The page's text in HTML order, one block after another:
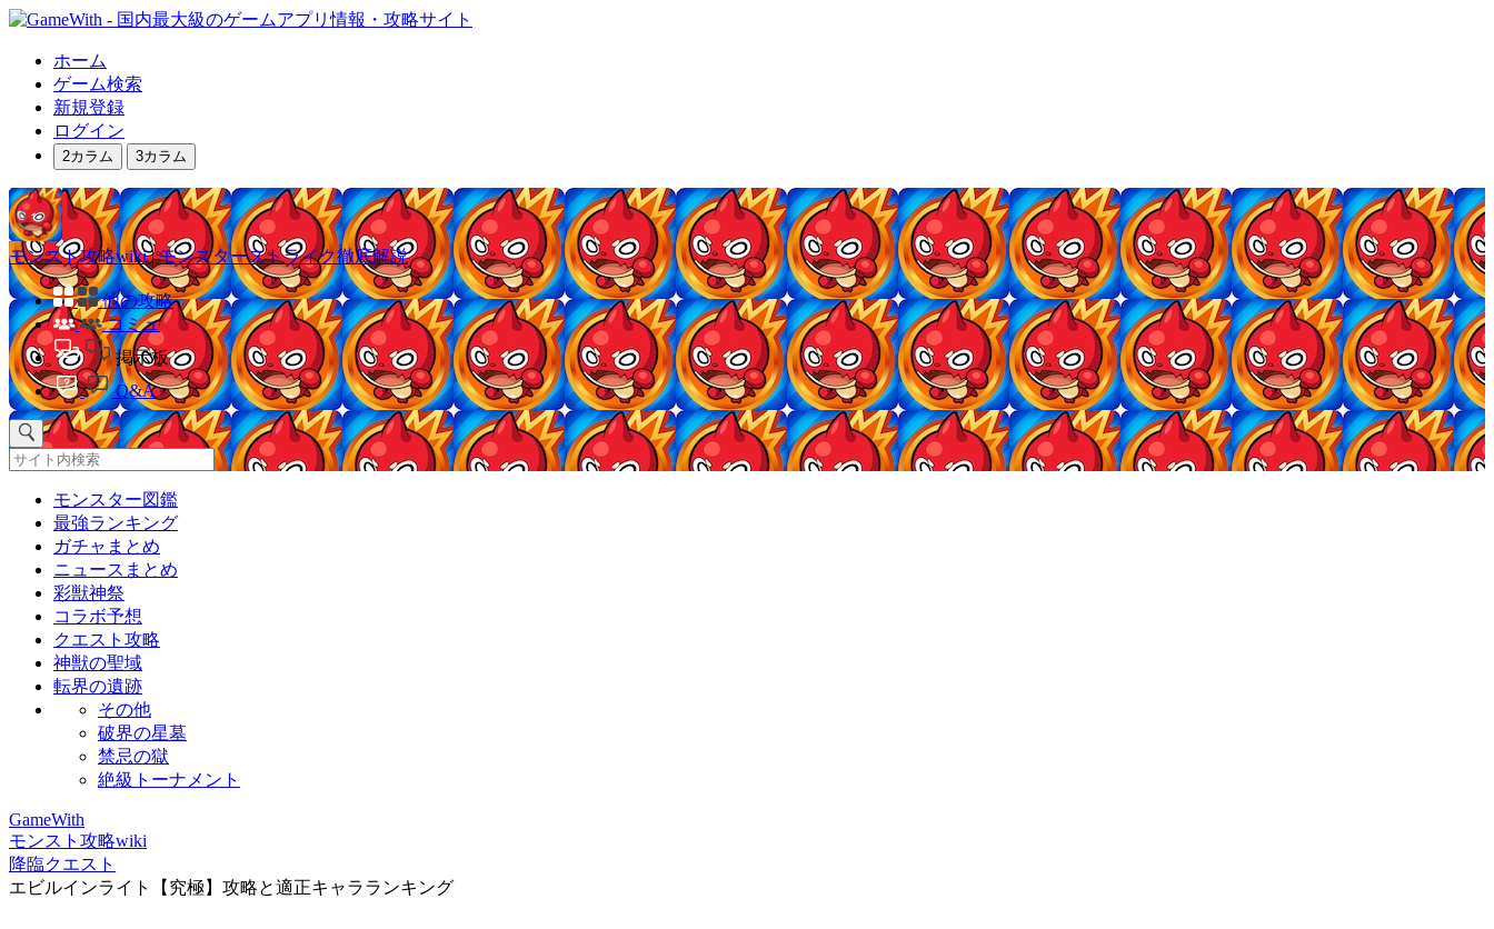
ホーム
ゲーム検索
新規登録
ログイン
2カラム 3カラム
モンスト攻略wiki | モンスターストライク徹底解説
他の攻略
コミュ
掲示板
Q&A
モンスター図鑑
最強ランキング
ガチャまとめ
ニュースまとめ
彩獣神祭
コラボ予想
クエスト攻略
神獣の聖域
転界の遺跡
その他
破界の星墓
禁忌の獄
絶級トーナメント
GameWith
モンスト攻略wiki
降臨クエスト
エビルインライト【究極】攻略と適正キャラランキング